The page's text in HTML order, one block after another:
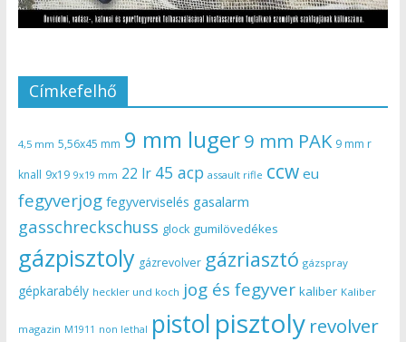
Címkefelhő
4,5 mm 5,56x45 mm 9 mm luger9 mm PAK 9 mm r
knall 9x19 9x19 mm 22 lr 45 acp assault rifle ccw eu
fegyverjog fegyverviselés gasalarm
gasschreckschuss glock gumilövedékes
gázpisztoly gázrevolver gázriasztó gázspray
gépkarabély heckler und koch jog és fegyver kaliber Kaliber
magazin M1911 non lethal pistol pisztoly revolver